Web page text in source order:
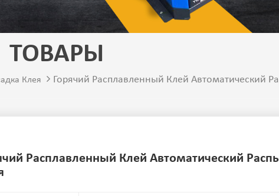
ТОВАРЫ
Клея Горячий Расплавленный Клей Автоматический
Расплавленный Клей Автоматический